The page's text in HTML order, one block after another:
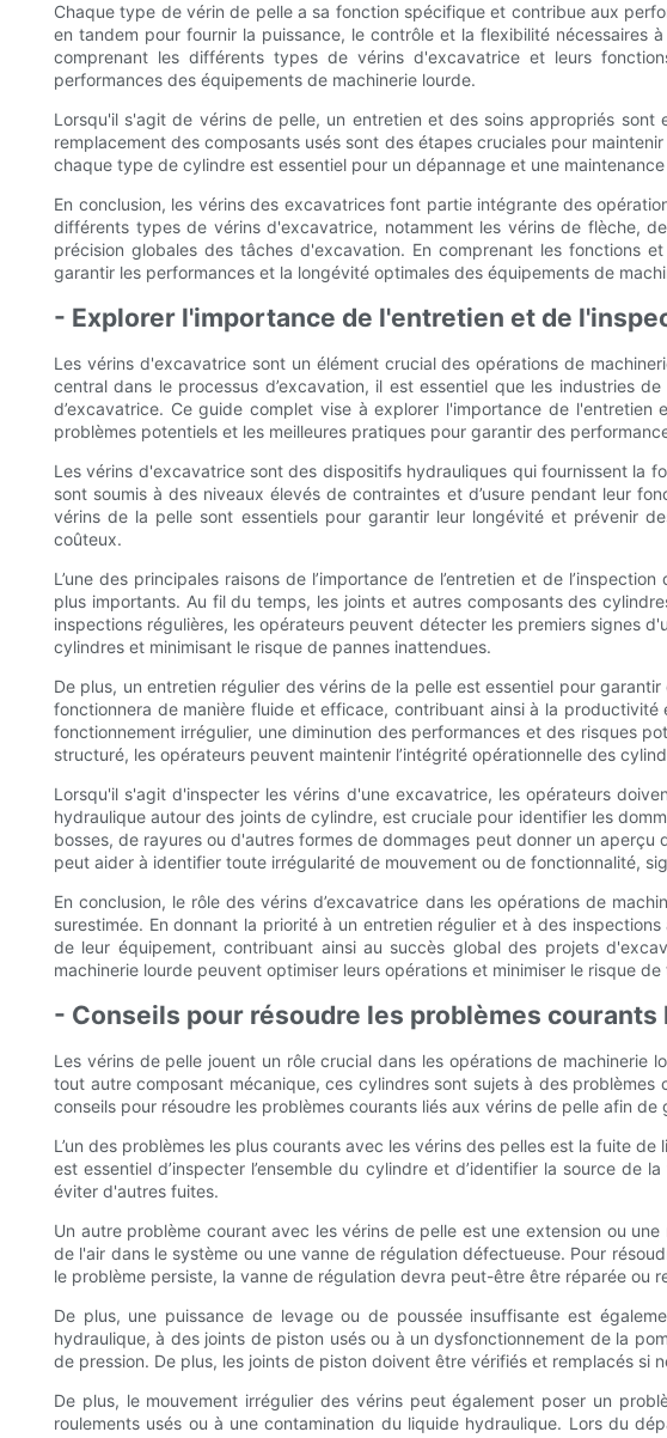
Chaque type de vérin de pelle a sa fonction spécifique et contribue aux
en tandem pour fournir la puissance, le contrôle et la flexibilité
comprenant les différents types de vérins d'excavatrice et leurs
performances des équipements de machinerie lourde.
Lorsqu'il s'agit de vérins de pelle, un entretien et des soins appropriés
remplacement des composants usés sont des étapes cruciales pour
chaque type de cylindre est essentiel pour un dépannage et une
En conclusion, les vérins des excavatrices font partie intégrante des
différents types de vérins d'excavatrice, notamment les vérins de flèche,
précision globales des tâches d'excavation. En comprenant les fonctions
garantir les performances et la longévité optimales des équipements de
- Explorer l'importance de l'entretien et de
Les vérins d'excavatrice sont un élément crucial des opérations de
central dans le processus d’excavation, il est essentiel que les industries
d’excavatrice. Ce guide complet vise à explorer l'importance de
problèmes potentiels et les meilleures pratiques pour garantir des
Les vérins d'excavatrice sont des dispositifs hydrauliques qui fournissent la
sont soumis à des niveaux élevés de contraintes et d’usure pendant leur
vérins de la pelle sont essentiels pour garantir leur longévité et prévenir
coûteux.
L’une des principales raisons de l’importance de l’entretien et de
plus importants. Au fil du temps, les joints et autres composants des
inspections régulières, les opérateurs peuvent détecter les premiers signes
cylindres et minimisant le risque de pannes inattendues.
De plus, un entretien régulier des vérins de la pelle est essentiel pour
fonctionnera de manière fluide et efficace, contribuant ainsi à la productivité
fonctionnement irrégulier, une diminution des performances et des risques
structuré, les opérateurs peuvent maintenir l’intégrité opérationnelle des
Lorsqu'il s'agit d'inspecter les vérins d'une excavatrice, les opérateurs
hydraulique autour des joints de cylindre, est cruciale pour identifier les
bosses, de rayures ou d'autres formes de dommages peut donner un
peut aider à identifier toute irrégularité de mouvement ou de fonctionnalité,
En conclusion, le rôle des vérins d’excavatrice dans les opérations de
surestimée. En donnant la priorité à un entretien régulier et à des
de leur équipement, contribuant ainsi au succès global des projets
machinerie lourde peuvent optimiser leurs opérations et minimiser le risque
- Conseils pour résoudre les problèmes
Les vérins de pelle jouent un rôle crucial dans les opérations de
tout autre composant mécanique, ces cylindres sont sujets à des
conseils pour résoudre les problèmes courants liés aux vérins de pelle afin
L’un des problèmes les plus courants avec les vérins des pelles est la fuite
est essentiel d’inspecter l’ensemble du cylindre et d’identifier la source
éviter d'autres fuites.
Un autre problème courant avec les vérins de pelle est une extension ou
de l'air dans le système ou une vanne de régulation défectueuse. Pour
le problème persiste, la vanne de régulation devra peut-être être réparée ou
De plus, une puissance de levage ou de poussée insuffisante est
hydraulique, à des joints de piston usés ou à un dysfonctionnement de la
de pression. De plus, les joints de piston doivent être vérifiés et remplacés si
De plus, le mouvement irrégulier des vérins peut également poser un
roulements usés ou à une contamination du liquide hydraulique. Lors du